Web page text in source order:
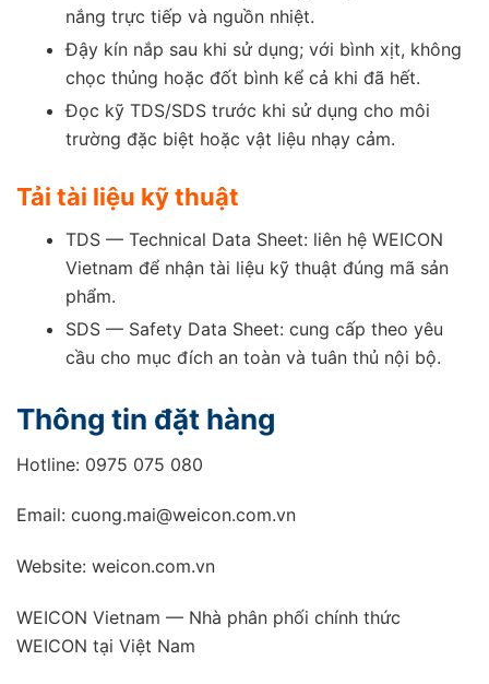
nắng trực tiếp và nguồn nhiệt.
Đậy kín nắp sau khi sử dụng; với bình xịt, không
chọc thủng hoặc đốt bình kể cả khi đã hết.
Đọc kỹ TDS/SDS trước khi sử dụng cho môi
trường đặc biệt hoặc vật liệu nhạy cảm.
Tải tài liệu kỹ thuật
TDS — Technical Data Sheet: liên hệ WEICON
Vietnam để nhận tài liệu kỹ thuật đúng mã sản
phẩm.
SDS — Safety Data Sheet: cung cấp theo yêu
cầu cho mục đích an toàn và tuân thủ nội bộ.
Thông tin đặt hàng
Hotline: 0975 075 080
Email: cuong.mai@weicon.com.vn
Website: weicon.com.vn
WEICON Vietnam — Nhà phân phối chính thức
WEICON tại Việt Nam